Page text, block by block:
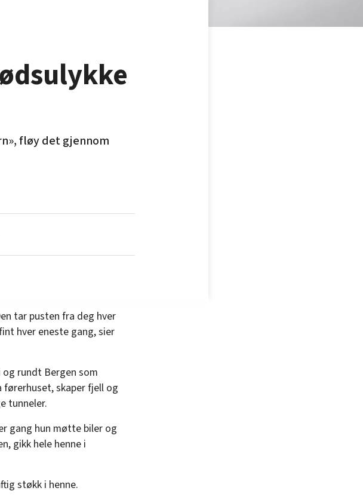
fløy det gjennom
tar pusten fra deg hver
hver eneste gang, sier
og rundt Bergen som
skaper fjell og
tunneler.
gang hun møtte biler og
gikk hele henne i
støkk i henne.